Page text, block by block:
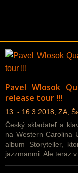
Pavel Wlosok
release tour !!!
13. - 16.3.2018, ZA,
Český skladateľ a
na Western Carolina
album Storyteller,
jazzmanmi. Ale teraz v